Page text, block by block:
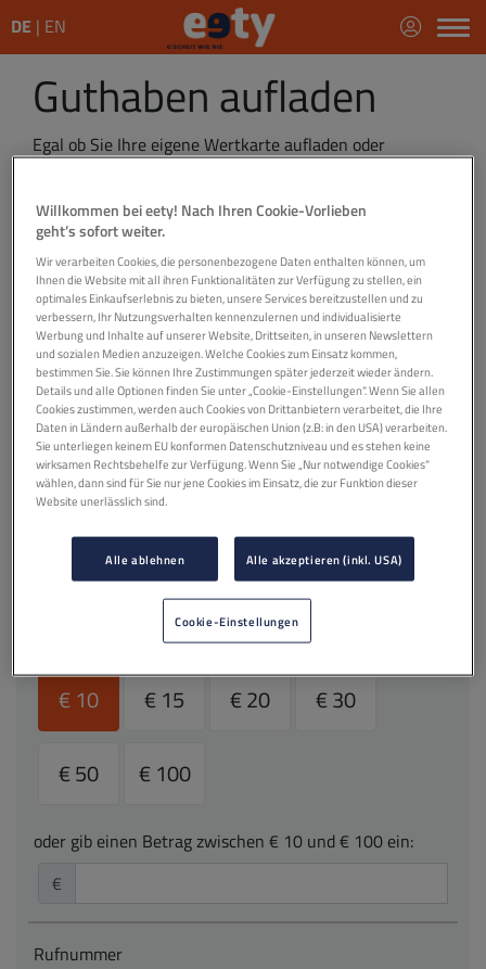
DE EN
Guthaben aufladen
Egal ob Sie Ihre eigene Wertkarte aufladen oder
Kreditkarte oder per Online-Banking.
Ladebon am Handy mit folgenden
Code*147*Ladebonnummer#Anruftasteeinlösen
Auflade-Hotline+43665 65 0 55
via Online-Zahlung
mit Ladebon
AUTOMATISCH AUFLADEN
EINMALIG AUFLADEN
Wähle den gewünschten Betrag
€ 10 € 15 € 20 € 30
€ 50 € 100
oder gib einen Betrag zwischen € 10 und € 100 ein:
€
Rufnummer
Willkommen bei eety! Nach Ihren Cookie-Vorlieben
geht’s sofort weiter.
Wir verarbeiten Cookies, die personenbezogene Daten enthalten können, um
Ihnen die Website mit all ihren Funktionalitäten zur Verfügung zu stellen, ein
optimales Einkaufserlebnis zu bieten, unsere Services bereitzustellen und zu
verbessern, Ihr Nutzungsverhalten kennenzulernen und individualisierte
Werbung und Inhalte auf unserer Website, Drittseiten, in unseren Newslettern
und sozialen Medien anzuzeigen. Welche Cookies zum Einsatz kommen,
bestimmen Sie. Sie können Ihre Zustimmungen später jederzeit wieder ändern.
Details und alle Optionen finden Sie unter „Cookie-Einstellungen“. Wenn Sie allen
Cookies zustimmen, werden auch Cookies von Drittanbietern verarbeitet, die Ihre
Daten in Ländern außerhalb der europäischen Union (z.B: in den USA) verarbeiten.
Sie unterliegen keinem EU konformen Datenschutzniveau und es stehen keine
wirksamen Rechtsbehelfe zur Verfügung. Wenn Sie „Nur notwendige Cookies“
wählen, dann sind für Sie nur jene Cookies im Einsatz, die zur Funktion dieser
Website unerlässlich sind.
Alle ablehnen Alle akzeptieren (inkl. USA)
Cookie-Einstellungen